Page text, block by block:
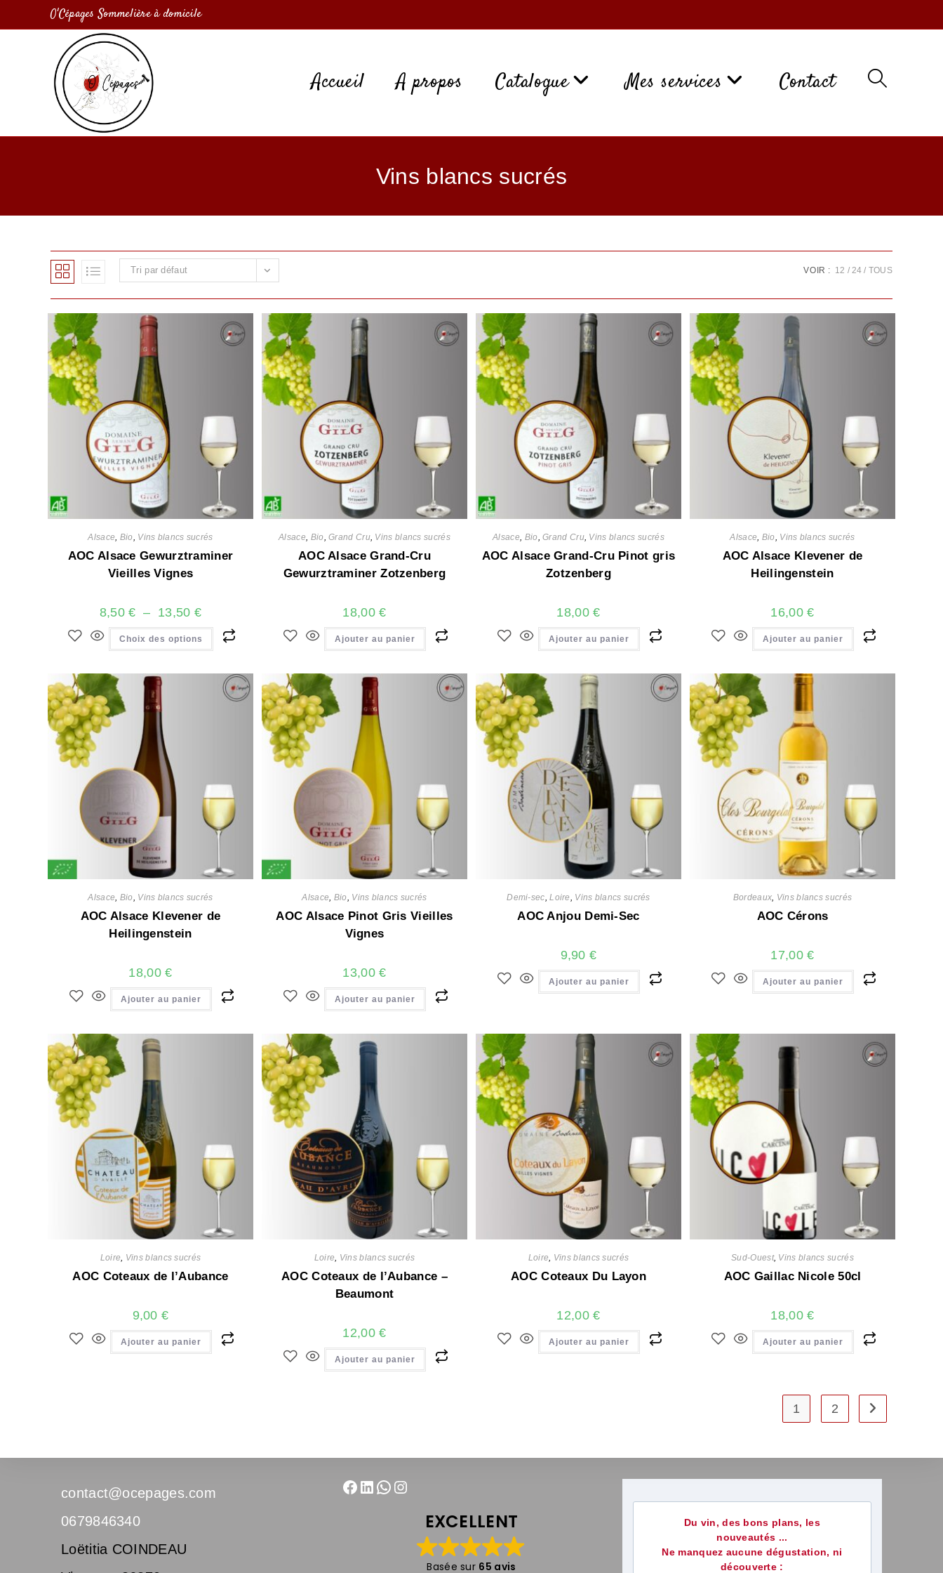
O'Cépages Sommelière à domicile
Accueil A propos Catalogue Mes services Contact
Vins blancs sucrés
Tri par défaut VOIR : 12 24 TOUS
Alsace Bio Vins blancs sucrés
AOC Alsace Gewurztraminer
Vieilles Vignes
8,50€ – 13,50 €
Choix des options
Alsace Bio ,Grand Cru, Vins blancs sucrés
AOC Alsace Grand-Cru
Gewurztraminer Zotzenberg
18,00€
Ajouter au panier
Alsace Bio ,Grand Cru, Vins blancs sucrés
AOC Alsace Grand-Cru Pinot gris
Zotzenberg
18,00€
Ajouter au panier
Alsace Bio Vins blancs sucrés
AOC Alsace Klevener de
Heilingenstein
16,00€
Ajouter au panier
Alsace Bio Vins blancs sucrés
AOC Alsace Klevener de
Heilingenstein
18,00€
Ajouter au panier
Alsace Bio Vins blancs sucrés
AOC Alsace Pinot Gris Vieilles
Vignes
13,00€
Ajouter au panier
Demi-sec ,Loire Vins blancs sucrés
AOC Anjou Demi-Sec
9,90€
Ajouter au panier
Bordeaux Vins blancs sucrés
AOC Cérons
17,00€
Ajouter au panier
Loire Vins blancs sucrés
AOC Coteaux de l’Aubance
9,00€
Ajouter au panier
Loire Vins blancs sucrés
AOC Coteaux de l’Aubance –
Beaumont
12,00€
Ajouter au panier
Loire Vins blancs sucrés
AOC Coteaux Du Layon
12,00€
Ajouter au panier
Sud-Ouest, Vins blancs sucrés
AOC Gaillac Nicole 50cl
18,00€
Ajouter au panier
1 2
contact@ocepages.com
0679846340
Loëtitia COINDEAU
EXCELLENT
Basée sur 65 avis
Du vin, des bons plans, les
nouveautés ...
Ne manquez aucune dégustation, ni
découverte :